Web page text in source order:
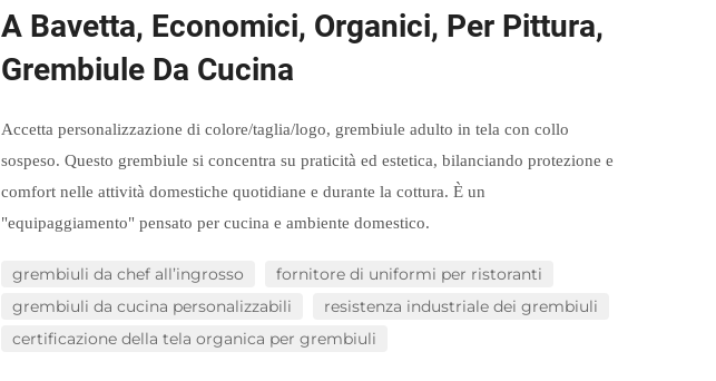
A Bavetta, Economici, Organici, Per Pittura,
Grembiule Da Cucina
Accetta personalizzazione di colore/taglia/logo, grembiule adulto in tela con collo
sospeso. Questo grembiule si concentra su praticità ed estetica, bilanciando protezione e
comfort nelle attività domestiche quotidiane e durante la cottura. È un
"equipaggiamento" pensato per cucina e ambiente domestico.
grembiuli da chef all’ingrosso
fornitore di uniformi per ristoranti
grembiuli da cucina personalizzabili
resistenza industriale dei grembiuli
certificazione della tela organica per grembiuli